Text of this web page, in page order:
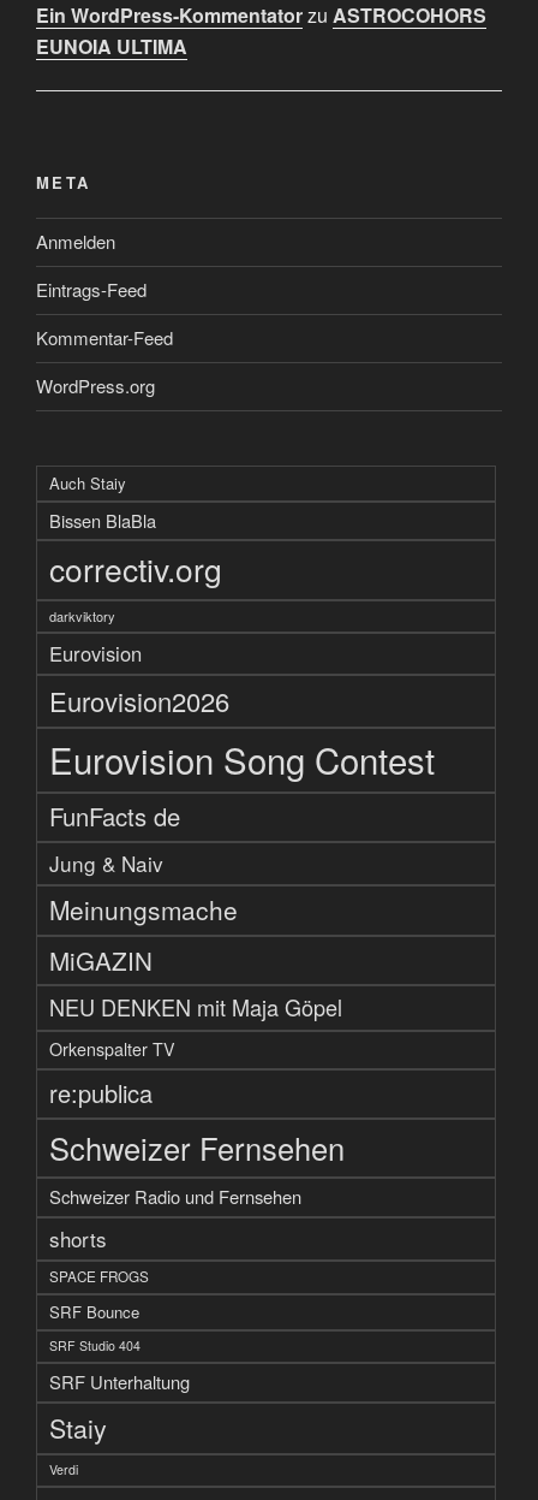
Ein WordPress-Kommentatorzu ASTROCOHORS
EUNOIA ULTIMA
META
Anmelden
Eintrags-Feed
Kommentar-Feed
WordPress.org
Auch Staiy
Bissen BlaBla
correctiv.org
darkviktory
Eurovision
Eurovision2026
Eurovision Song Contest
FunFacts de
Jung & Naiv
Meinungsmache
MiGAZIN
NEU DENKEN mit Maja Göpel
Orkenspalter TV
re:publica
Schweizer Fernsehen
Schweizer Radio und Fernsehen
shorts
SPACE FROGS
SRF Bounce
SRF Studio 404
SRF Unterhaltung
Staiy
Verdi